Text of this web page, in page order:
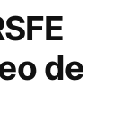
de